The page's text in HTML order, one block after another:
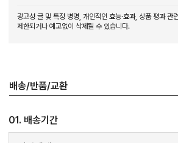
광고성 글 및 특정 병명, 개인적인 효능·효과, 상품 평과 관
제한되거나 예고없이 삭제될 수 있습니다.
배송/반품/교환
01. 배송기간